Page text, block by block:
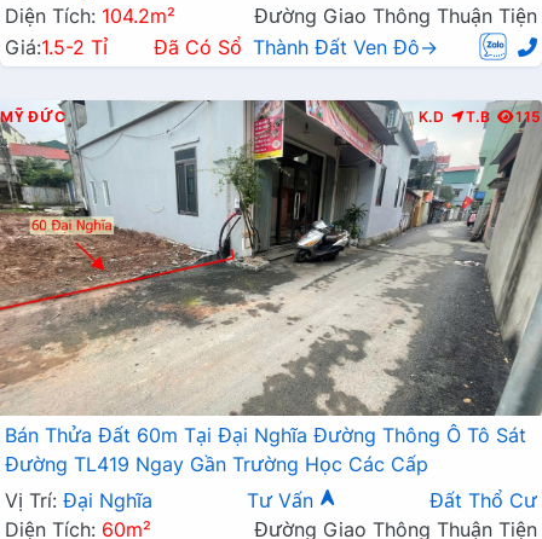
Diện Tích: 104.2m²
Đường Giao Thông Thuận Tiện
Giá:1.5-2 Tỉ Đã Có Sổ Thành Đất Ven Đô→
MỸ ĐỨC K.D T.B 115
Bán Thửa Đất 60m Tại Đại Nghĩa Đường Thông Ô Tô Sát
Đường TL419 Ngay Gần Trường Học Các Cấp
Vị Trí: Đại Nghĩa Tư Vấn
Đất Thổ Cư
Diện Tích: 60m²
Đường Giao Thông Thuận Tiện